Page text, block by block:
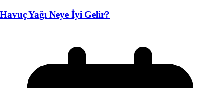
Havuç Yağı Neye İyi Gelir?